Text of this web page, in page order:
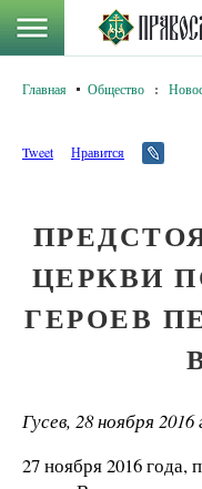
Главная Общество :
Tweet Нравится
ЦЕРКВИ
ГЕРОЕВ
Гусев, 28 ноября 2016
27 ноября 2016 года,